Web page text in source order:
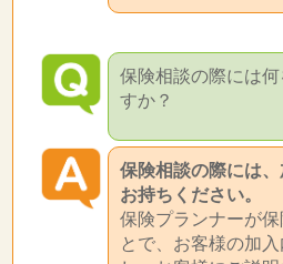
保険相談の際には
すか？
保険相談の際には
お持ちください。
保険プランナーが
とで、お客様の加